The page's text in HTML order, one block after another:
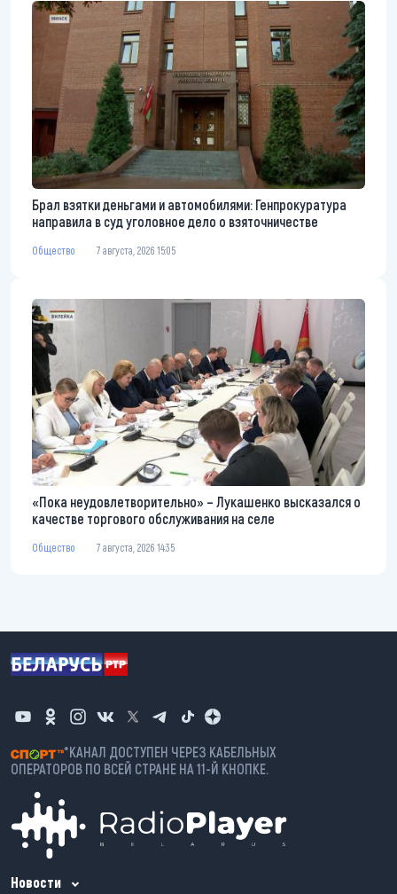
Брал взятки деньгами и автомобилями: Генпрокуратура
направила в суд уголовное дело о взяточничестве
Общество 7 августа, 2026 15:05
«Пока неудовлетворительно» – Лукашенко высказался о
качестве торгового обслуживания на селе
Общество 7 августа, 2026 14:35
*КАНАЛ ДОСТУПЕН ЧЕРЕЗ КАБЕЛЬНЫХ
ОПЕРАТОРОВ ПО ВСЕЙ СТРАНЕ НА 11-Й КНОПКЕ.
Новости